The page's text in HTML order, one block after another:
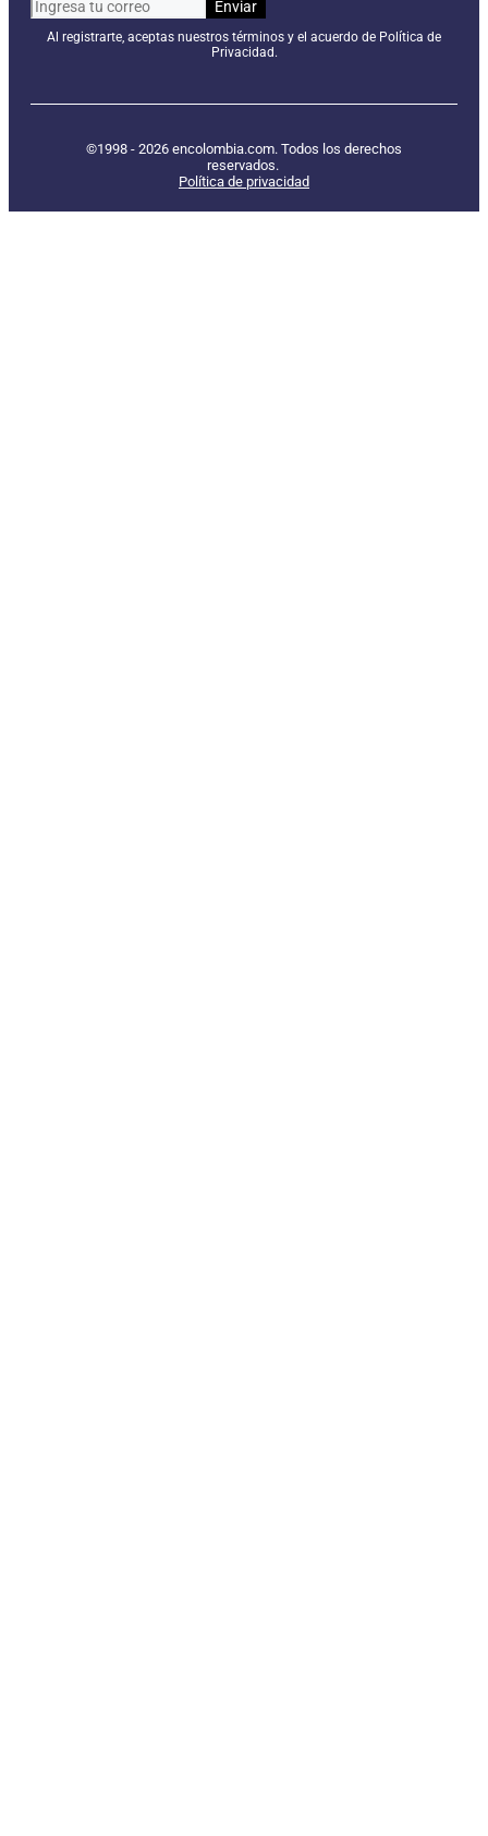
Al registrarte, aceptas nuestros términos y el acuerdo de Política de
Privacidad.
©1998 - 2026 encolombia.com. Todos los derechos
reservados.
Política de privacidad